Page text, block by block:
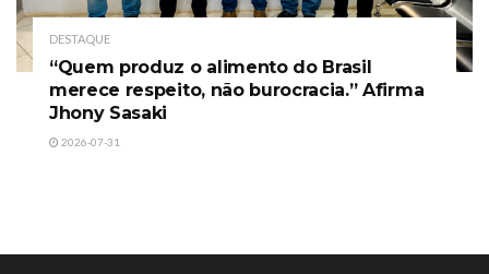
DESTAQUE
“Quem produz o alimento do Brasil
merece respeito, não burocracia.” Afirma
Jhony Sasaki
2026-07-31